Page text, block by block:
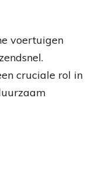
voertuigen
cruciale rol in